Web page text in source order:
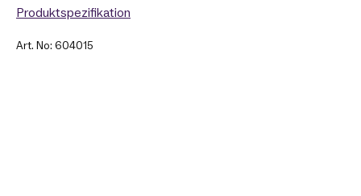
Produktspezifikation
Art. No: 604015